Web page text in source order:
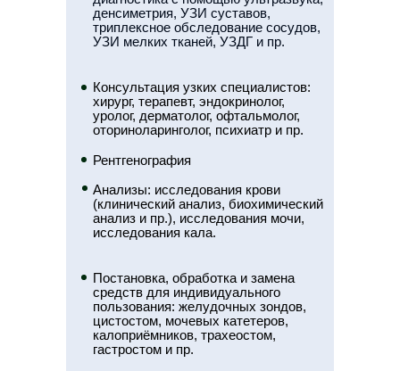
Рентгенография
денсиметрия, УЗИ суставов,
триплексное обследование сосудов,
УЗИ мелких тканей, УЗДГ и пр.
Консультация узких специалистов:
хирург, терапевт, эндокринолог,
уролог, дерматолог, офтальмолог,
оториноларинголог, психиатр и пр.
Анализы: исследования крови
(клинический анализ, биохимический
анализ и пр.), исследования мочи,
исследования кала.
Постановка, обработка и замена
средств для индивидуального
пользования: желудочных зондов,
цистостом, мочевых катетеров,
калоприёмников, трахеостом,
гастростом и пр.